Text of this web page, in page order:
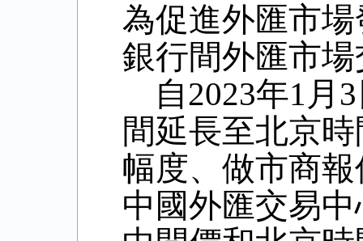
為促進外匯市
銀行間外匯市
自2023年1 月 3
間延長至北京
幅度、做市商
中國外匯交易